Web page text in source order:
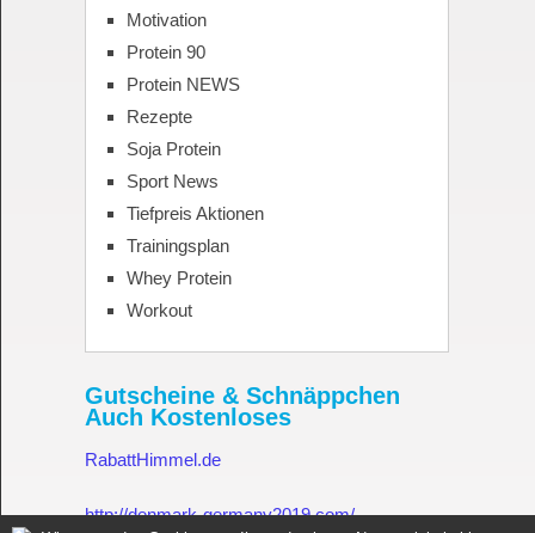
Motivation
Protein 90
Protein NEWS
Rezepte
Soja Protein
Sport News
Tiefpreis Aktionen
Trainingsplan
Whey Protein
Workout
Gutscheine & Schnäppchen
Auch Kostenloses
RabattHimmel.de
http://denmark-germany2019.com/